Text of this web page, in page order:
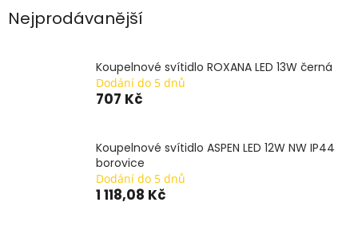
Nejprodávanější
Koupelnové svítidlo ROXANA LED 13W černá
Dodání do 5 dnů
707 Kč
Koupelnové svítidlo ASPEN LED 12W NW IP44
borovice
Dodání do 5 dnů
1 118,08 Kč